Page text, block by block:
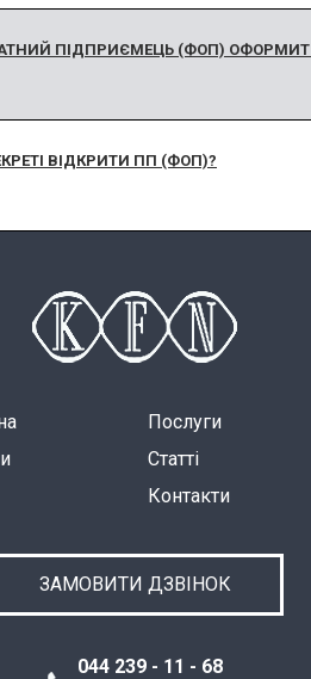
ПІДПРИЄМЕЦЬ (ФОП)
ВІДКРИТИ ПП (ФОП)?
Послуги
Статті
Контакти
ЗАМОВИТИ ДЗВІНОК
044 239 - 11 - 68